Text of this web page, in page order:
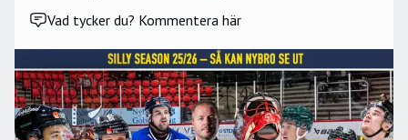
Vad tycker du? Kommentera här